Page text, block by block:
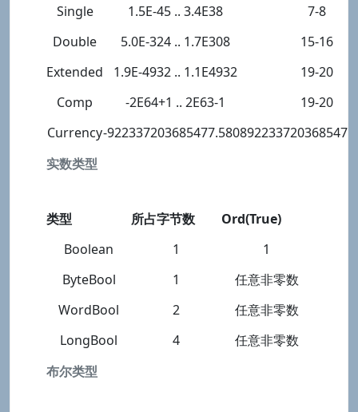
实数类型
Single 1.5E-45 .. 3.4E38
7-8
Double
5.0E-324 .. 1.7E308
15-16
Extended
1.9E-4932 .. 1.1E4932
19-20
Comp
-2E64+1 .. 2E63-1
19-20
Currency-922337203685477.5808
布尔类型
类型 所占字节数
Ord(True)
Boolean
1
1
ByteBool
1
任意非零数
WordBool
2
任意非零数
LongBool
4 任意非零数